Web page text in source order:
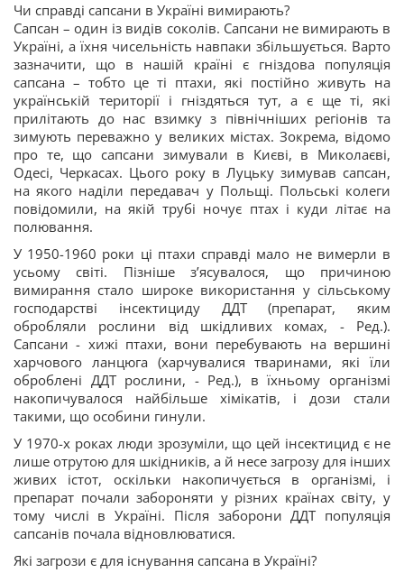
Чи справді сапсани в Україні вимирають?
Сапсан – один із видів соколів. Сапсани не вимирають в
Україні, а їхня чисельність навпаки збільшується. Варто
зазначити, що в нашій країні є гніздова популяція
сапсана – тобто це ті птахи, які постійно живуть на
українській території і гніздяться тут, а є ще ті, які
прилітають до нас взимку з північніших регіонів та
зимують переважно у великих містах. Зокрема, відомо
про те, що сапсани зимували в Києві, в Миколаєві,
Одесі, Черкасах. Цього року в Луцьку зимував сапсан,
на якого наділи передавач у Польщі. Польські колеги
повідомили, на якій трубі ночує птах і куди літає на
полювання.
У 1950-1960 роки ці птахи справді мало не вимерли в
усьому світі. Пізніше з’ясувалося, що причиною
вимирання стало широке використання у сільському
господарстві інсектициду ДДТ (препарат, яким
обробляли рослини від шкідливих комах, - Ред.).
Сапсани - хижі птахи, вони перебувають на вершині
харчового ланцюга (харчувалися тваринами, які їли
оброблені ДДТ рослини, - Ред.), в їхньому організмі
накопичувалося найбільше хімікатів, і дози стали
такими, що особини гинули.
У 1970-х роках люди зрозуміли, що цей інсектицид є не
лише отрутою для шкідників, а й несе загрозу для інших
живих істот, оскільки накопичується в організмі, і
препарат почали забороняти у різних країнах світу, у
тому числі в Україні. Після заборони ДДТ популяція
сапсанів почала відновлюватися.
Які загрози є для існування сапсана в Україні?